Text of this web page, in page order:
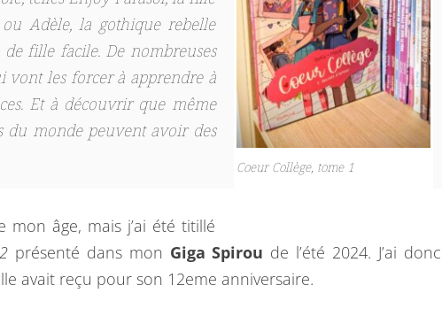
Coeur Collège, tome 1
Adèle, la gothique rebelle
fille facile. De nombreuses
vont les forcer à apprendre à
Et à découvrir que même
du monde peuvent avoir des
mon âge, mais j’ai été titillé
présenté dans mon Giga Spirou de l’été 2024. J’ai donc
avait reçu pour son 12eme anniversaire.